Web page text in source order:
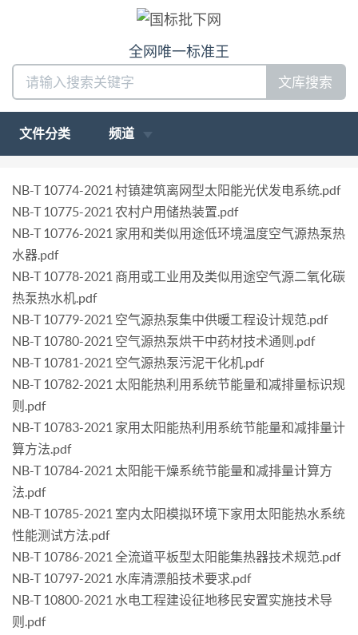
全网唯一标准王
文库搜索
文件分类 频道
NB-T 10774-2021 村镇建筑离网型太阳能光伏发电系统.pdf
NB-T 10775-2021 农村户用储热装置.pdf
NB-T 10776-2021 家用和类似用途低环境温度空气源热泵热
水器.pdf
NB-T 10778-2021 商用或工业用及类似用途空气源二氧化碳
热泵热水机.pdf
NB-T 10779-2021 空气源热泵集中供暖工程设计规范.pdf
NB-T 10780-2021 空气源热泵烘干中药材技术通则.pdf
NB-T 10781-2021 空气源热泵污泥干化机.pdf
NB-T 10782-2021 太阳能热利用系统节能量和减排量标识规
则.pdf
NB-T 10783-2021 家用太阳能热利用系统节能量和减排量计
算方法.pdf
NB-T 10784-2021 太阳能干燥系统节能量和减排量计算方
法.pdf
NB-T 10785-2021 室内太阳模拟环境下家用太阳能热水系统
性能测试方法.pdf
NB-T 10786-2021 全流道平板型太阳能集热器技术规范.pdf
NB-T 10797-2021 水库清漂船技术要求.pdf
NB-T 10800-2021 水电工程建设征地移民安置实施技术导
则.pdf